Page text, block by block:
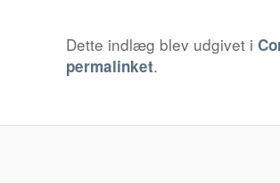
Dette indlæg blev udgivet i
permalinket.